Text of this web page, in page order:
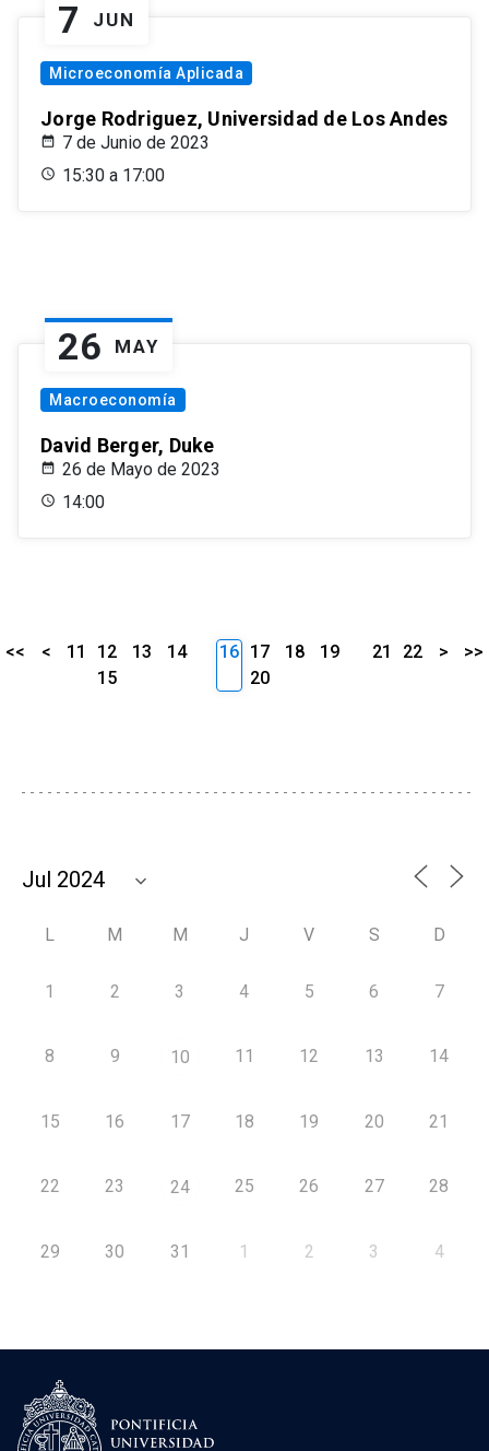
7 JUN
Microeconomía Aplicada
Jorge Rodriguez, Universidad de Los Andes
7 de Junio de 2023
15:30 a 17:00
26 MAY
Macroeconomía
David Berger, Duke
26 de Mayo de 2023
14:00
<< < 11 12 13
14
15
16 17 18
19
20
21 22 > >>
L M M J V S D
1 2 3 4 5 6 7
8 9 10 11 12 13 14
15 16 17 18 19 20 21
22 23 24 25 26 27 28
29 30 31 1 2 3 4